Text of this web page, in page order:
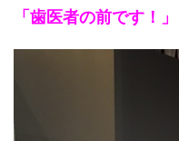
「歯医者の前です！」